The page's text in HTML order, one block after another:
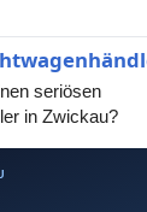
seriösen
in Zwickau?